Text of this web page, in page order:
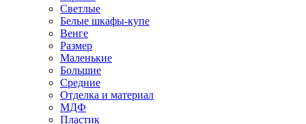
Светлые
Белые шкафы-купе
Венге
Размер
Маленькие
Большие
Средние
Отделка и материал
МДФ
Пластик